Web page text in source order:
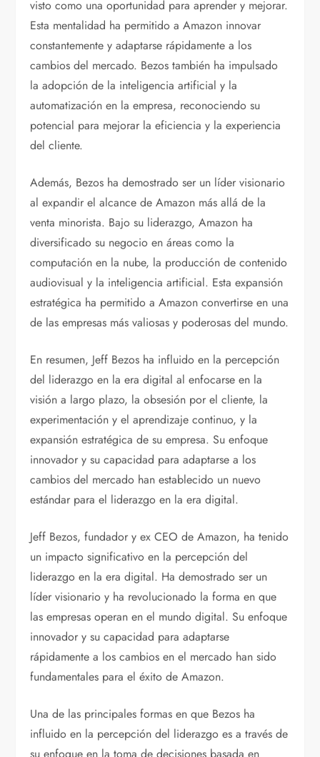
visto como una oportunidad para aprender y mejorar.
Esta mentalidad ha permitido a Amazon innovar
constantemente y adaptarse rápidamente a los
cambios del mercado. Bezos también ha impulsado
la adopción de la inteligencia artificial y la
automatización en la empresa, reconociendo su
potencial para mejorar la eficiencia y la experiencia
del cliente.
Además, Bezos ha demostrado ser un líder visionario
al expandir el alcance de Amazon más allá de la
venta minorista. Bajo su liderazgo, Amazon ha
diversificado su negocio en áreas como la
computación en la nube, la producción de contenido
audiovisual y la inteligencia artificial. Esta expansión
estratégica ha permitido a Amazon convertirse en una
de las empresas más valiosas y poderosas del mundo.
En resumen, Jeff Bezos ha influido en la percepción
del liderazgo en la era digital al enfocarse en la
visión a largo plazo, la obsesión por el cliente, la
experimentación y el aprendizaje continuo, y la
expansión estratégica de su empresa. Su enfoque
innovador y su capacidad para adaptarse a los
cambios del mercado han establecido un nuevo
estándar para el liderazgo en la era digital.
Jeff Bezos, fundador y ex CEO de Amazon, ha tenido
un impacto significativo en la percepción del
liderazgo en la era digital. Ha demostrado ser un
líder visionario y ha revolucionado la forma en que
las empresas operan en el mundo digital. Su enfoque
innovador y su capacidad para adaptarse
rápidamente a los cambios en el mercado han sido
fundamentales para el éxito de Amazon.
Una de las principales formas en que Bezos ha
influido en la percepción del liderazgo es a través de